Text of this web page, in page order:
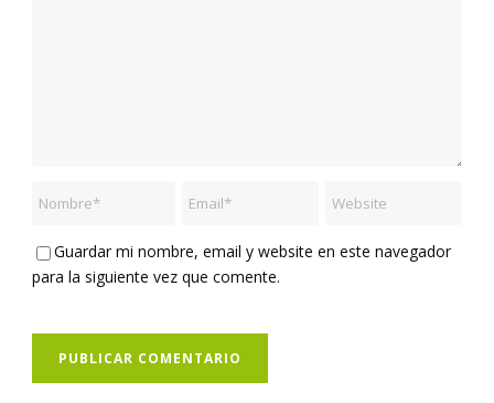
Guardar mi nombre, email y website en este navegador
para la siguiente vez que comente.